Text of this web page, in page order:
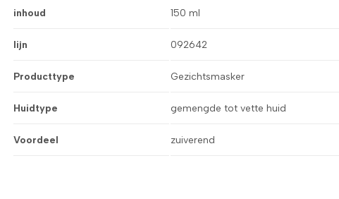
inhoud 150 ml
lijn 092642
Producttype Gezichtsmasker
Huidtype gemengde tot vette huid
Voordeel zuiverend